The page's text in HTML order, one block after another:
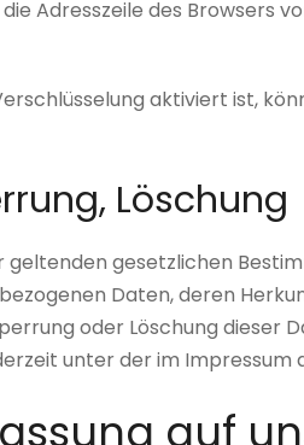
Adresszeile des Browsers
aktiviert ist,
Löschung
geltenden gesetzlichen
Daten, deren
oder Löschung dieser
unter der im Impressum
auf